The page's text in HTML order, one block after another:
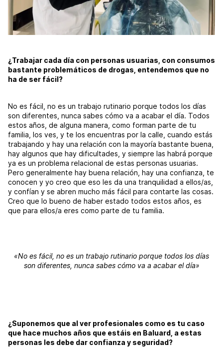
¿Trabajar cada día con personas usuarias, con consumos
bastante problemáticos de drogas, entendemos que no
ha de ser fácil?
No es fácil, no es un trabajo rutinario porque todos los días
son diferentes, nunca sabes cómo va a acabar el día. Todos
estos años, de alguna manera, como forman parte de tu
familia, los ves, y te los encuentras por la calle, cuando estás
trabajando y hay una relación con la mayoría bastante buena,
hay algunos que hay dificultades, y siempre las habrá porque
ya es un problema relacional de estas personas usuarias.
Pero generalmente hay buena relación, hay una confianza, te
conocen y yo creo que eso les da una tranquilidad a ellos/as,
y confían y se abren mucho más fácil para contarte las cosas.
Creo que lo bueno de haber estado todos estos años, es
que para ellos/a eres como parte de tu familia.
«No es fácil, no es un trabajo rutinario porque todos los días
son diferentes, nunca sabes cómo va a acabar el día»
¿Suponemos que al ver profesionales como es tu caso
que hace muchos años que estáis en Baluard, a estas
personas les debe dar confianza y seguridad?